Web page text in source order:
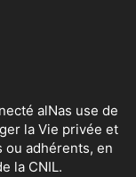
alNas use de
la Vie privée et
adhérents, en
la CNIL.